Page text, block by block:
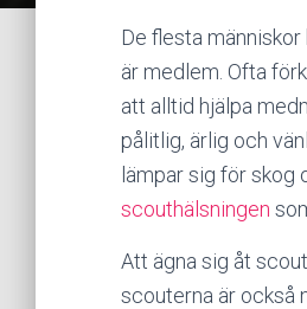
De flesta
är medlem. Ofta
att alltid hjälpa
pålitlig, ärlig och
lämpar sig för skog
scouthälsningen
Att ägna sig åt
scouterna är också